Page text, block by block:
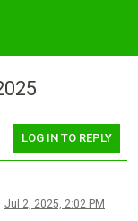
LOG IN TO REPLY
Jul 2, 2025, 2:02 PM